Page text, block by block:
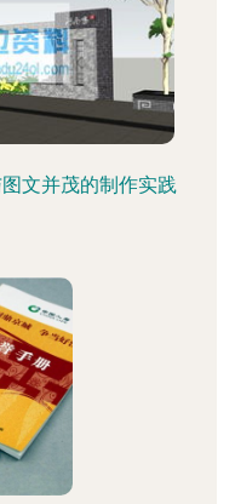
文并茂的制作实践